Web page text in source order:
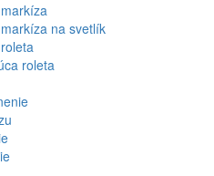
na svetlík
roleta